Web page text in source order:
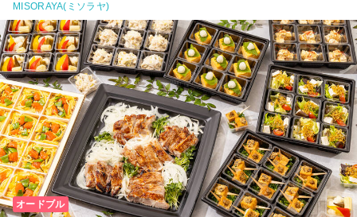
MISORAYA(ミソラヤ)
オードブル